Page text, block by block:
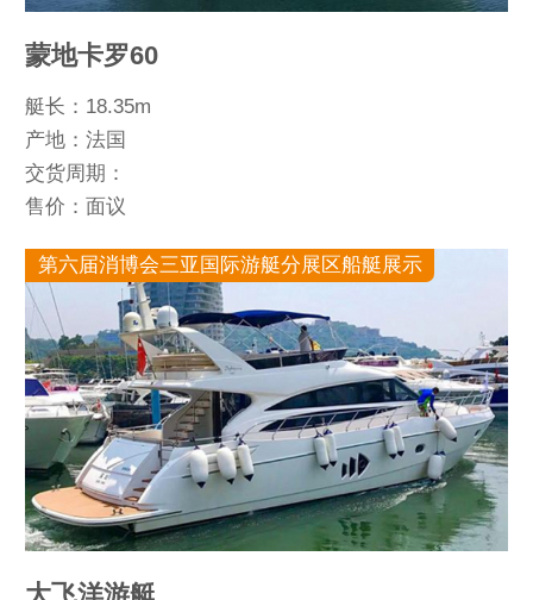
蒙地卡罗60
艇长：18.35m
产地：法国
交货周期：
售价：面议
第六届消博会三亚国际游艇分展区船艇展示